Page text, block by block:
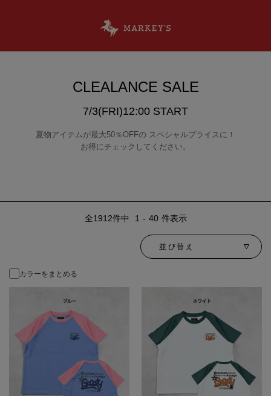
CLEALANCE SALE
7/3(FRI)12:00 START
夏物アイテムが最大50％OFFの スペシャルプライスに！
お得にチェックしてください。
並び替え
1912件中 1 - 40 件表示
カラーをまとめる